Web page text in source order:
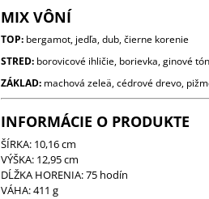
MIX VÔNÍ
TOP: bergamot, jedľa, dub, čierne korenie
STRED:borovicové ihličie, borievka, ginové
ZÁKLAD: machová zeleä, cédrové drevo,
INFORMÁCIE O PRODUKTE
ŠÍRKA: 10,16 cm
VÝŠKA: 12,95 cm
DĹŽKA HORENIA: 75 hodín
VÁHA: 411 g